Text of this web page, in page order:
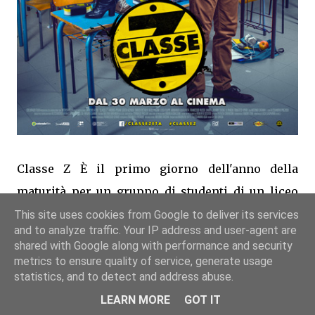
Classe Z È il primo giorno dell'anno della
maturità per un gruppo di studenti di un liceo
scientifico. A scuola una novità: alcuni studenti
sono stati spostati dalle rispettive classi nella
neonata sezione H, creata ex novo per loro. Pare
a causa del sovraffollamento delle classi. Lo
spostamento non turba più di tanto i ragazzi.
This site uses cookies from Google to deliver its services
and to analyze traffic. Your IP address and user-agent are
shared with Google along with performance and security
metrics to ensure quality of service, generate usage
statistics, and to detect and address abuse.
LEARN MORE
GOT IT